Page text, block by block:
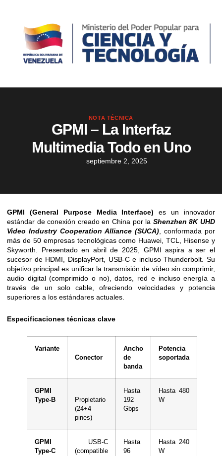
NOTA TÉCNICA
GPMI – La Interfaz
Multimedia Todo en Uno
septiembre 2, 2025
GPMI (General Purpose Media Interface) es un innovador
estándar de conexión creado en China por la Shenzhen 8K UHD
Video Industry Cooperation Alliance (SUCA), conformada por
más de 50 empresas tecnológicas como Huawei, TCL, Hisense y
Skyworth. Presentado en abril de 2025, GPMI aspira a ser el
sucesor de HDMI, DisplayPort, USB-C e incluso Thunderbolt. Su
objetivo principal es unificar la transmisión de vídeo sin comprimir,
audio digital (comprimido o no), datos, red e incluso energía a
través de un solo cable, ofreciendo velocidades y potencia
superiores a los estándares actuales.
Especificaciones técnicas clave
Variante
Conector
Ancho
de
banda
Potencia
soportada
GPMI
Type-B
Propietario
(24+4
pines)
Hasta
192
Gbps
Hasta 480
W
GPMI
Type-C
USB-C
(compatible
Hasta
96
Hasta 240
W